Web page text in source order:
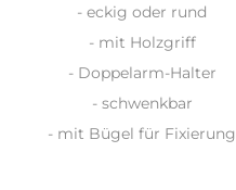
- eckig oder rund
- mit Holzgriff
- Doppelarm-Halter
- schwenkbar
- mit Bügel für Fixierung